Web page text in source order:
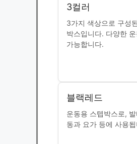
3컬러
3가지 색상으로 구성
박스입니다. 다양한
가능합니다.
블랙레드
운동용 스텝박스로,
동과 요가 등에 사용